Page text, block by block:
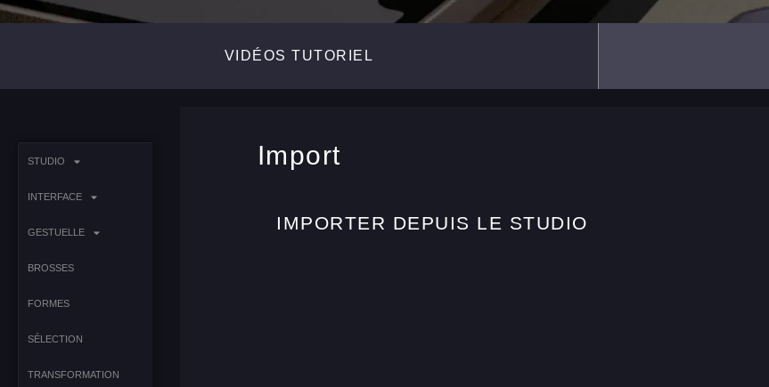
VIDÉOS TUTORIEL
STUDIO
INTERFACE
GESTUELLE
BROSSES
FORMES
SÉLECTION
TRANSFORMATION
Import
IMPORTER DEPUIS LE STUDIO